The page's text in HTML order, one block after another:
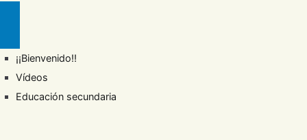
¡¡Bienvenido!!
Vídeos
Educación secundaria